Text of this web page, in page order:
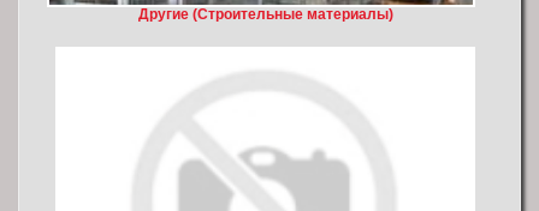
Другие (Cтроительные материалы)